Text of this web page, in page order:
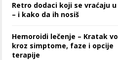
Retro dodaci koji se vraćaju
– i kako da ih nosiš
Hemoroidi lečenje – Kratak
kroz simptome, faze i opcije
terapije